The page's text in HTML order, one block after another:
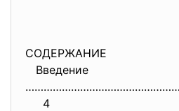
СОДЕРЖАНИЕ
Введение
4